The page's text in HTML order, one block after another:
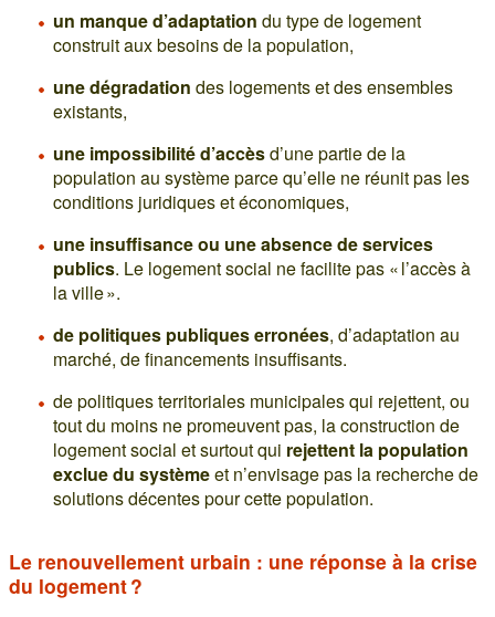
un manque d’adaptation du type de logement
construit aux besoins de la population,
une dégradation des logements et des ensembles
existants,
une impossibilité d’accèsd’une partie de la
population au système parce qu’elle ne réunit pas les
conditions juridiques et économiques,
une insuffisance ou une absence de services
publics. Le logement social ne facilite pas « l’accès à
la ville ».
de politiques publiques erronées, d’adaptation au
marché, de financements insuffisants.
de politiques territoriales municipales qui rejettent, ou
tout du moins ne promeuvent pas, la construction de
logement social et surtout qui rejettent la population
exclue du systèmeet n’envisage pas la recherche de
solutions décentes pour cette population.
Le renouvellement urbain : une réponse à la crise
du logement ?